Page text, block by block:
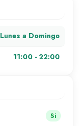
Lunes a Domingo
11:00 - 22:00
Si